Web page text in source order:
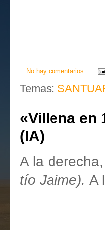
No hay comentarios:
Temas:
«Villena en
(IA)
A la
tío Jaime). A